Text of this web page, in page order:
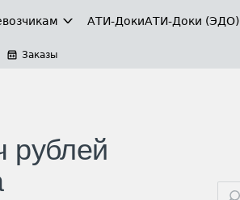
АТИ-ДокиАТИ-Доки (ЭДО)
Заказы
рублей